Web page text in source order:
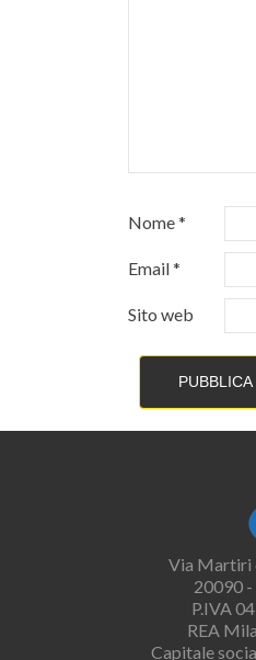
Nome*
Email*
Sito web
Via Martiri
20090
P.IVA
REA
Capitale